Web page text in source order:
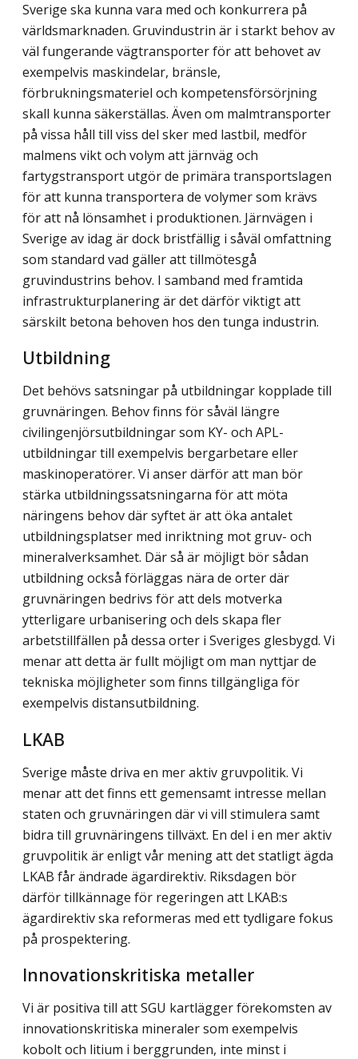
Sverige ska kunna vara med och konkurrera på
världsmarknaden. Gruvindustrin är i starkt behov av
väl fungerande vägtransporter för att behovet av
exempelvis maskindelar, bränsle,
förbrukningsmateriel och kompetensförsörjning
skall kunna säkerställas. Även om malmtransporter
på vissa håll till viss del sker med lastbil, medför
malmens vikt och volym att järnväg och
fartygstransport utgör de primära transportslagen
för att kunna transportera de volymer som krävs
för att nå lönsamhet i produktionen. Järnvägen i
Sverige av idag är dock bristfällig i såväl omfattning
som standard vad gäller att tillmötesgå
gruvindustrins behov. I samband med framtida
infrastrukturplanering är det därför viktigt att
särskilt betona behoven hos den tunga industrin.
Utbildning
Det behövs satsningar på utbildningar kopplade till
gruvnäringen. Behov finns för såväl längre
civilingenjörsutbildningar som KY- och APL-
utbildningar till exempelvis bergarbetare eller
maskinoperatörer. Vi anser därför att man bör
stärka utbildningssatsningarna för att möta
näringens behov där syftet är att öka antalet
utbildningsplatser med inriktning mot gruv- och
mineralverksamhet. Där så är möjligt bör sådan
utbildning också förläggas nära de orter där
gruvnäringen bedrivs för att dels motverka
ytterligare urbanisering och dels skapa fler
arbetstillfällen på dessa orter i Sveriges glesbygd. Vi
menar att detta är fullt möjligt om man nyttjar de
tekniska möjligheter som finns tillgängliga för
exempelvis distansutbildning.
LKAB
Sverige måste driva en mer aktiv gruvpolitik. Vi
menar att det finns ett gemensamt intresse mellan
staten och gruvnäringen där vi vill stimulera samt
bidra till gruvnäringens tillväxt. En del i en mer aktiv
gruvpolitik är enligt vår mening att det statligt ägda
LKAB får ändrade ägardirektiv. Riksdagen bör
därför tillkännage för regeringen att LKAB:s
ägardirektiv ska reformeras med ett tydligare fokus
på prospektering.
Innovationskritiska metaller
Vi är positiva till att SGU kartlägger förekomsten av
innovationskritiska mineraler som exempelvis
kobolt och litium i berggrunden, inte minst i